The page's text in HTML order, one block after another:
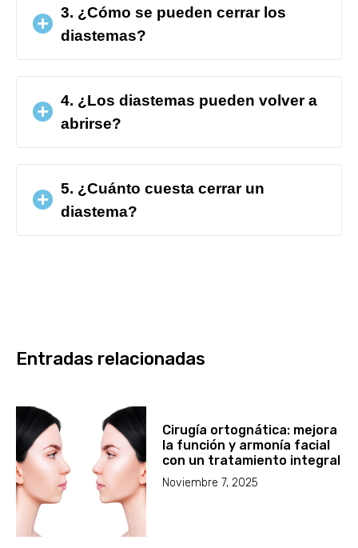
3. ¿Cómo se pueden cerrar los
diastemas?
4. ¿Los diastemas pueden volver a
abrirse?
5. ¿Cuánto cuesta cerrar un
diastema?
Entradas relacionadas
Cirugía ortognática: mejora
la función y armonía facial
con un tratamiento integral
Noviembre 7, 2025